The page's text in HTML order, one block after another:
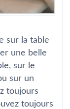
sur la table
une belle
sur le
sur un
toujours
toujours